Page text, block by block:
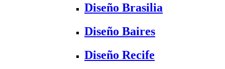
Diseño Brasilia
Diseño Baires
Diseño Recife